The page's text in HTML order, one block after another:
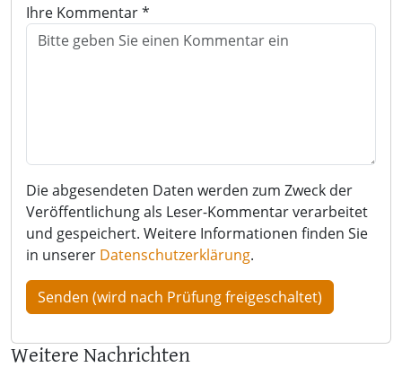
Ihre Kommentar *
Die abgesendeten Daten werden zum Zweck der
Veröffentlichung als Leser-Kommentar verarbeitet
und gespeichert. Weitere Informationen finden Sie
in unserer Datenschutzerklärung.
Weitere Nachrichten